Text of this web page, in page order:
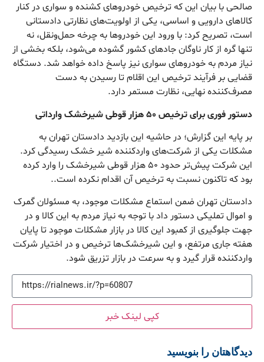
صالحی با بیان این که ترخیص خودرو‌های کشنده و سواری در کنار
کالا‌های دارویی و اساسی، یکی از اولویت‌های نظارتی دادستانی
است، تصریح کرد: با ورود این خودرو‌ها به چرخه حمل‌ونقل، نه
تنها گره از کار ناوگان جاد‌های کشور گشوده می‌شود، بلکه بخشی از
نیاز مردم به خودرو‌های سواری نیز پاسخ داده خواهد شد. دستگاه
قضایی بر فرآیند ترخیص این اقلام تا رسیدن به دست
مصرف‌کننده نهایی، نظارت مستمر دارد.
دستور فوری برای ترخیص ۵۰ هزار قوطی شیرخشک وارداتی
بر پایه این گزارش؛ در حاشیه این بازدید دادستان تهران به
مشکلات یکی از شرکت‌های واردکننده شیر خشک رسیدگی کرد.
این شرکت پیش‌تر حدود ۵۰ هزار قوطی شیرخشک را وارد کرده
بود که تاکنون نسبت به ترخیص آن اقدام نکرده است..
دادستان تهران ضمن استماع مشکلات موجود، به مسئولان گمرک
و اموال تملیکی دستور داد با توجه به نیاز مردم به این کالا و در
جهت جلوگیری از کمبود این کالا در بازار مشکلات موجود تا پایان
هفته جاری مرتفع، و این شیرخشک‌ها ترخیص و در اختیار شرکت
واردکننده قرار گیرد و به سرعت در بازار تزریق شود.
کپی لینک خبر
دیدگاهتان را بنویسید